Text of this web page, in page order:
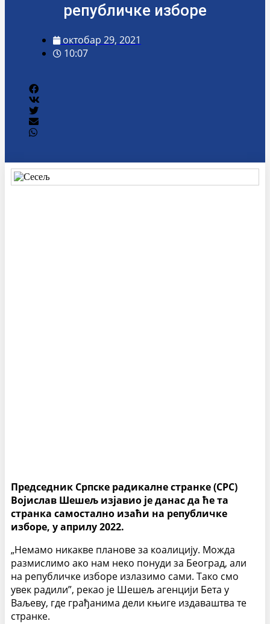
републичке изборе
октобар 29, 2021
10:07
Председник Српске радикалне странке (СРС)
Војислав Шешељ изјавио је данас да ће та
странка самостално изаћи на републичке
изборе, у априлу 2022.
„Немамо никакве планове за коалицију. Можда
размислимо ако нам неко понуди за Београд, али
на републичке изборе излазимо сами. Тако смо
увек радили”, рекао је Шешељ агенцији Бета у
Ваљеву, где грађанима дели књиге издаваштва те
странке.